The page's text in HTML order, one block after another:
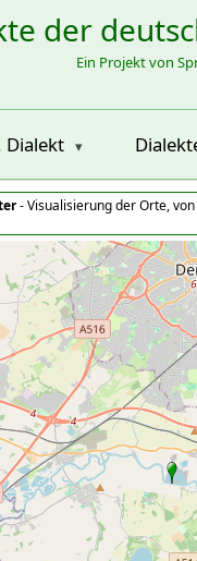
der
Ein Projekt von
Dialekt
- Visualisierung der Orte,